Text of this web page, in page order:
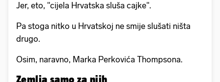
Jer, eto, "cijela Hrvatska sluša cajke".
Pa stoga nitko u Hrvatskoj ne smije slušati ništa
drugo.
Osim, naravno, Marka Perkovića Thompsona.
Zemlja samo za njih